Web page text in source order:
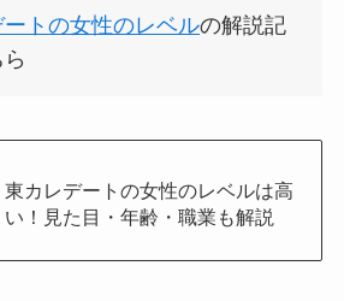
トの女性のレベルの解説記
東カレデートの女性のレベルは高
い！見た目・年齢・職業も解説